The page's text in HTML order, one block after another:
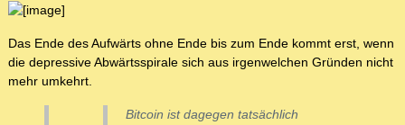
Das Ende des Aufwärts ohne Ende bis zum Ende kommt erst, wenn
die depressive Abwärtsspirale sich aus irgenwelchen Gründen nicht
mehr umkehrt.
Bitcoin ist dagegen tatsächlich